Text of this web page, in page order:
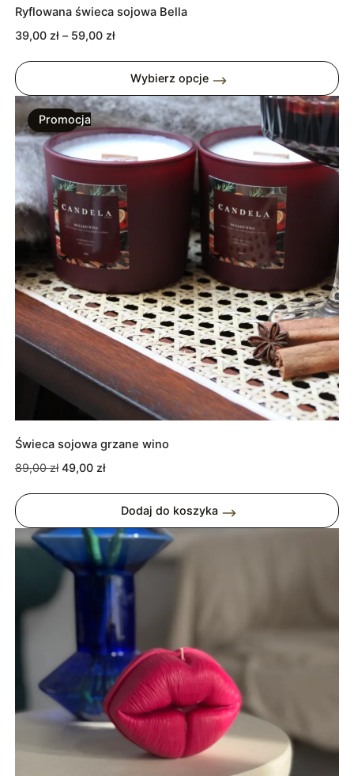
Ryflowana świeca sojowa Bella
39,00 zł – 59,00 złZakres
do
59,00 zł
Wybierz opcje
Promocja
Produkt
W
Promocji
Świeca sojowa grzane wino
89,00zł Pierwotna
49,00 złAktualna
wynosi:
Dodaj do koszyka